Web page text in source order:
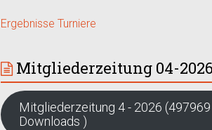
Ergebnisse Turniere
Mitgliederzeitung 04-2026
Mitgliederzeitung 4 - 2026 (497969
Downloads )